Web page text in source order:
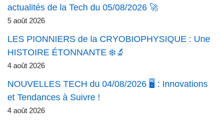
actualités de la Tech du 05/08/2026 🚀
5 août 2026
LES PIONNIERS de la CRYOBIOPHYSIQUE : Une
HISTOIRE ÉTONNANTE ❄️🔬
4 août 2026
NOUVELLES TECH du 04/08/2026 🖥️ : Innovations
et Tendances à Suivre !
4 août 2026